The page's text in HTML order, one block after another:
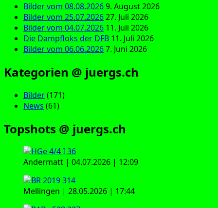
Bilder vom 08.08.20269. August 2026
Bilder vom 25.07.202627. Juli 2026
Bilder vom 04.07.2026 11. Juli 2026
Die Dampfloks der DFB 11. Juli 2026
Bilder vom 06.06.20267. Juni 2026
Kategorien @ juergs.ch
Bilder(171)
News (61)
Topshots @ juergs.ch
Andermatt | 04.07.2026 | 12:09
Mellingen | 28.05.2026 | 17:44